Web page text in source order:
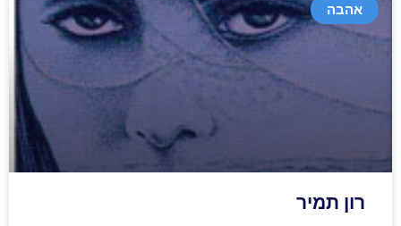
אהבה
רון תמיר